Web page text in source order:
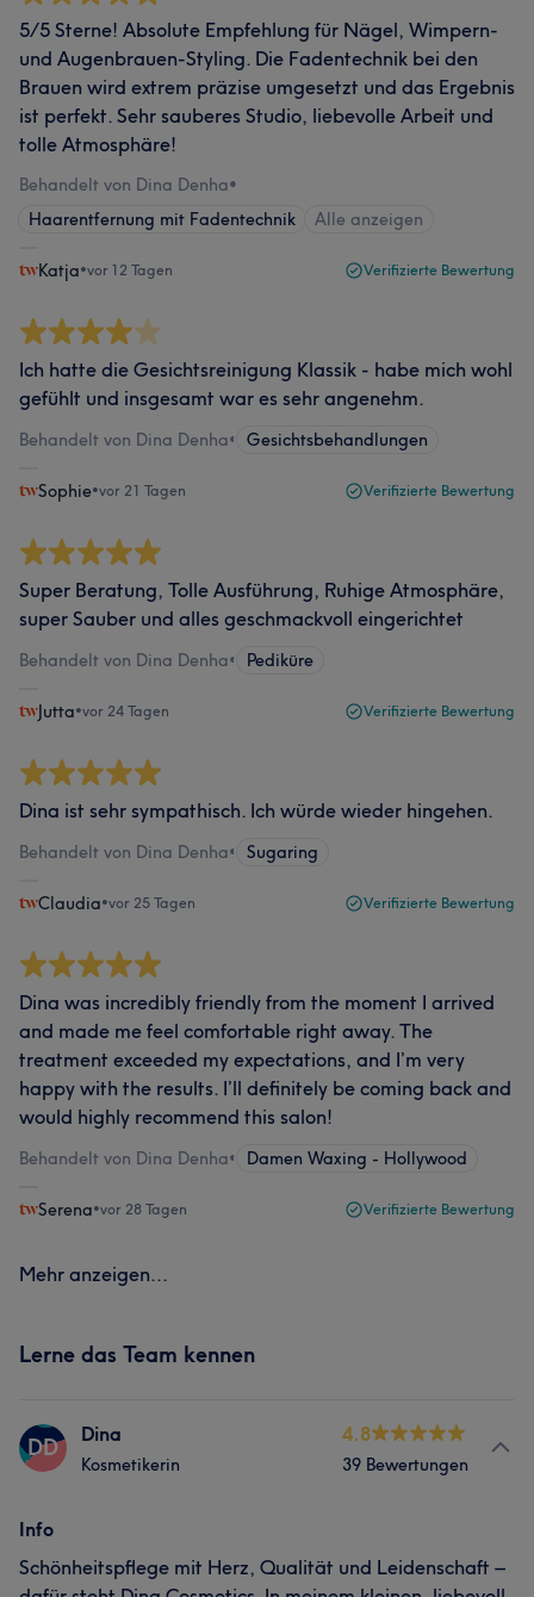
5/5 Sterne! Absolute Empfehlung für Nägel, Wimpern-
und Augenbrauen-Styling. Die Fadentechnik bei den
Brauen wird extrem präzise umgesetzt und das Ergebnis
ist perfekt. Sehr sauberes Studio, liebevolle Arbeit und
tolle Atmosphäre!
Behandelt von Dina Denha•
Haarentfernung mit Fadentechnik
Alle anzeigen
Katja•vor 12 Tagen Verifizierte Bewertung
Ich hatte die Gesichtsreinigung Klassik - habe mich wohl
gefühlt und insgesamt war es sehr angenehm.
Behandelt von Dina Denha• Gesichtsbehandlungen
Sophie•vor 21 Tagen Verifizierte Bewertung
Super Beratung, Tolle Ausführung, Ruhige Atmosphäre,
super Sauber und alles geschmackvoll eingerichtet
Behandelt von Dina Denha• Pediküre
Jutta•vor 24 Tagen Verifizierte Bewertung
Dina ist sehr sympathisch. Ich würde wieder hingehen.
Behandelt von Dina Denha• Sugaring
Claudia•vor 25 Tagen Verifizierte Bewertung
Dina was incredibly friendly from the moment I arrived
and made me feel comfortable right away. The
treatment exceeded my expectations, and I’m very
happy with the results. I’ll definitely be coming back and
would highly recommend this salon!
Behandelt von Dina Denha• Damen Waxing - Hollywood
Serena•vor 28 Tagen Verifizierte Bewertung
Mehr anzeigen...
Lerne das Team kennen
DD Dina
Kosmetikerin
4.8
39 Bewertungen
Info
Schönheitspflege mit Herz, Qualität und Leidenschaft –